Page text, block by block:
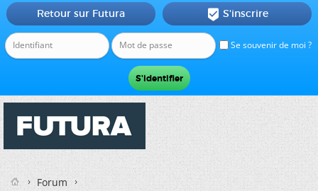
Se souvenir de moi ?
Retour sur Futura  S'inscrire
Forum